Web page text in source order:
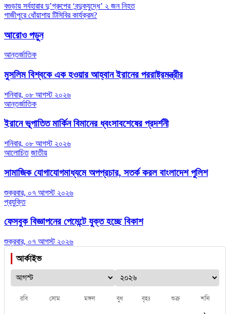
Post
navigation
বগুড়ায় সর্বহারার দু’গ্রুপের ‘বন্দুকযুদ্ধে’ ২ জন নিহত
গাজীপুরে ধোঁয়াশায় টিসিবির কার্যক্রম?
আরোও পড়ুন
আন্তর্জাতিক
মুসলিম বিশ্বকে এক হওয়ার আহ্বান ইরানের পররাষ্ট্রমন্ত্রীর
শনিবার, ০৮ আগস্ট ২০২৬
আন্তর্জাতিক
ইরানে ভূপাতিত মার্কিন বিমানের ধ্বংসাবশেষের প্রদর্শনী
শনিবার, ০৮ আগস্ট ২০২৬
আলোচিত জাতীয়
সামাজিক যোগাযোগমাধ্যমে অপপ্রচার, সতর্ক করল বাংলাদেশ পুলিশ
শুক্রবার, ০৭ আগস্ট ২০২৬
প্রযুক্তি
ফেসবুক বিজ্ঞাপনের পেমেন্টে যুক্ত হচ্ছে বিকাশ
শুক্রবার, ০৭ আগস্ট ২০২৬
আর্কাইভ
রবি সোম মঙ্গল বুধ বৃহঃ শুক্র শনি